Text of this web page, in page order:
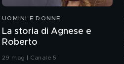
UOMINI E DONNE
La storia di Agnese e
Roberto
29 mag | Canale 5